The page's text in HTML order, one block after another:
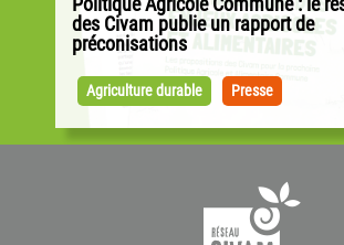
des Civam publie un rapport de
préconisations
débuté sur la base des propositions
Commission européenne, les Civam
Agriculture durable Presse